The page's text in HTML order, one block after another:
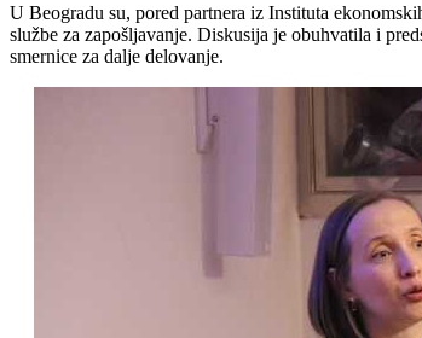
U Beogradu su, pored partnera iz Instituta
službe za zapošljavanje. Diskusija je obuhvatila i
smernice za dalje delovanje.